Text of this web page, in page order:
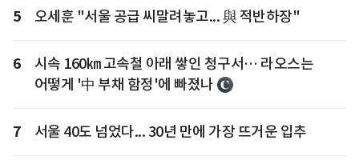
5 오세훈 "서울 공급 씨말려놓고... 與 적반하장"
6
시속 160㎞ 고속철 아래 쌓인 청구서… 라오스는
어떻게 '中 부채 함정'에 빠졌나
7 서울 40도 넘었다... 30년 만에 가장 뜨거운 입추